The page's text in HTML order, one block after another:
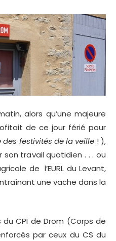
alors qu’une majeure
de ce jour férié pour
festivités de la veille ! ),
travail quotidien . . . ou
de l’EURL du Levant,
une vache dans la
CPI de Drom (Corps de
par ceux du CS du